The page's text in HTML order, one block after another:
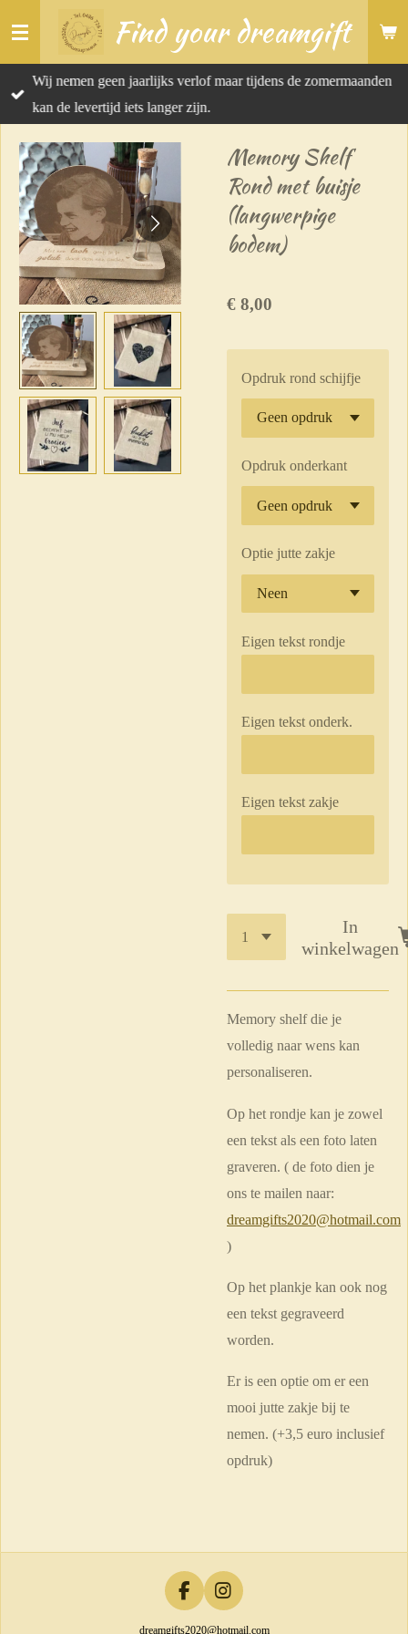
Ga
naar
de
hoofdinhoud
Find your dreamgift
Wij nemen geen jaarlijks verlof maar tijdens de zomermaanden
kan de levertijd iets langer zijn.
Memory Shelf
Rond met buisje
(langwerpige
bodem)
€ 8,00
Opdruk rond schijfje
Opdruk onderkant
Optie jutte zakje
Eigen tekst rondje
Eigen tekst onderk.
Eigen tekst zakje
In
winkelwagen
Memory shelf die je
volledig naar wens kan
personaliseren.
Op het rondje kan je zowel
een tekst als een foto laten
graveren. ( de foto dien je
ons te mailen naar:
dreamgifts2020@hotmail.com
)
Op het plankje kan ook nog
een tekst gegraveerd
worden.
Er is een optie om er een
mooi jutte zakje bij te
nemen. (+3,5 euro inclusief
opdruk)
F
a
I
n
dreamgifts2020@hotmail.com